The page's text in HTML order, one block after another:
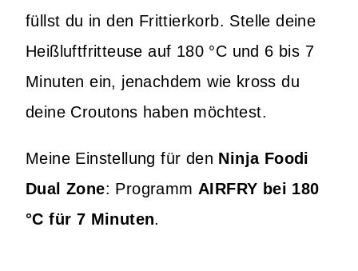
füllst du in den Frittierkorb. Stelle deine
Heißluftfritteuse auf 180 °C und 6 bis 7
Minuten ein, jenachdem wie kross du
deine Croutons haben möchtest.
Meine Einstellung für den Ninja Foodi
Dual Zone: Programm AIRFRY bei 180
°C für 7 Minuten.